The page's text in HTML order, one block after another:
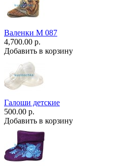
Валенки М 087
4,700.00 р.
Добавить в корзину
Галоши детские
500.00 р.
Добавить в корзину